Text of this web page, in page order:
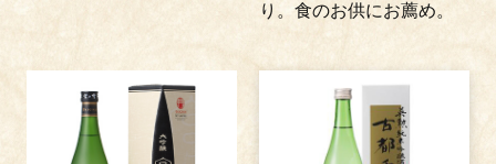
り。食のお供にお薦め。